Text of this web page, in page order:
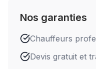
Nos garanties
Chauffeurs
Devis gratuit et